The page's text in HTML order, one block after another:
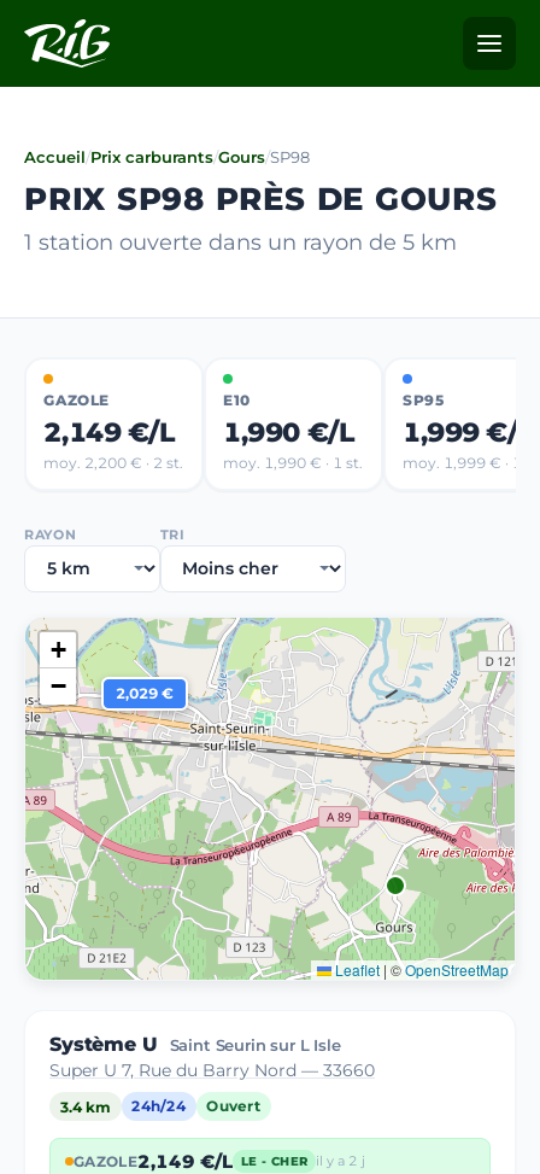
Accueil/Prix carburants/Gours/SP98
PRIX SP98 PRÈS DE GOURS
1 station ouverte dans un rayon de 5 km
GAZOLE
2,149 €/L
moy. 2,200 € · 2 st.
E10
1,990 €/L
moy. 1,990 € · 1 st.
SP95
1,999 €/L
moy. 1,999 € · 1
RAYON TRI
2,029 €
+
−
Leaflet | ©OpenStreetMap
Système U Saint Seurin sur L Isle
Super U 7, Rue du Barry Nord — 33660
3.4 km 24h/24 Ouvert
GAZOLE2,149 €/L LE - CHER il y a 2 j